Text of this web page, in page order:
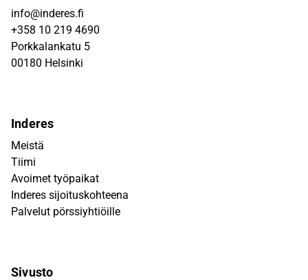
info@inderes.fi
+358 10 219 4690
Porkkalankatu 5
00180 Helsinki
Inderes
Meistä
Tiimi
Avoimet työpaikat
Inderes sijoituskohteena
Palvelut pörssiyhtiöille
Sivusto